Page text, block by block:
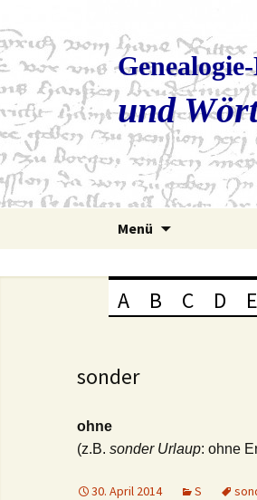
und
Menü
A B C D E
sonder
ohne
(z.B. sonder Urlaup: ohne
30. April 2014 S